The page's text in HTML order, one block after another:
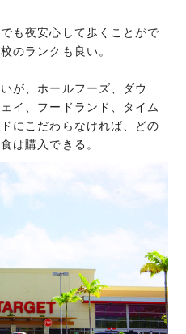
も夜安心して歩くことがで
のランクも良い。
が、ホールフーズ、ダウ
イ、フードランド、タイム
にこだわらなければ、どの
は購入できる。